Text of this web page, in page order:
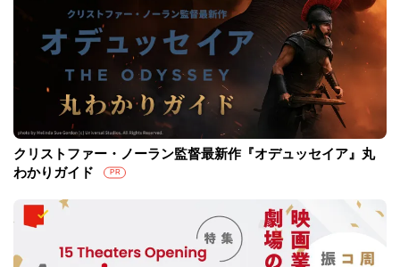
クリストファー・ノーラン監督最新作『オデュッセイア』丸
わかりガイド
PR